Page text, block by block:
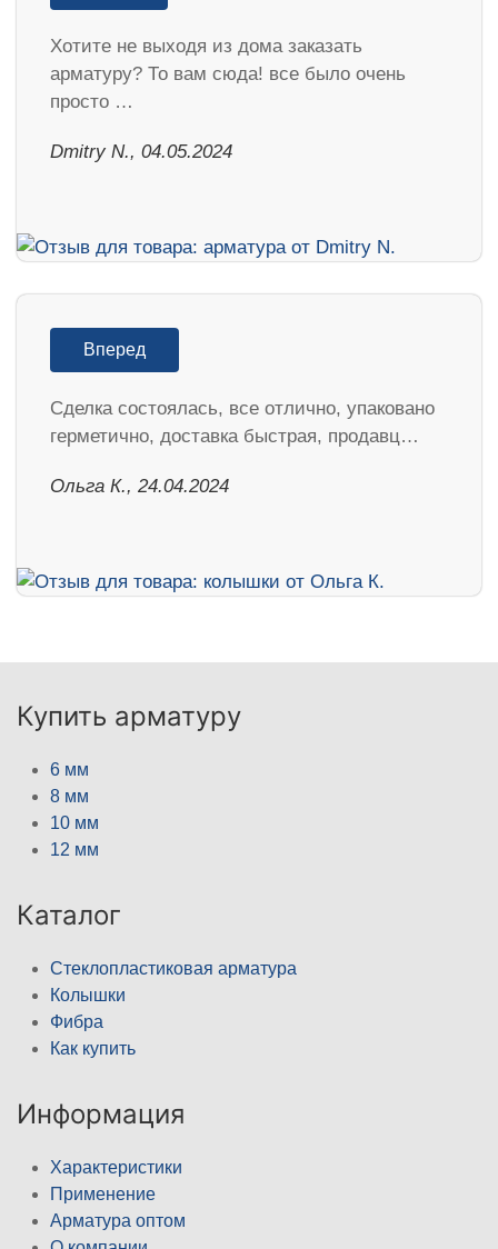
Хотите не выходя из дома заказать
арматуру? То вам сюда! все было очень
просто …
​Dmitry N., 04.05.2024
Вперед
Сделка состоялась, все отлично, упаковано
герметично, доставка быстрая, продавц…
Ольга К., 24.04.2024
Купить арматуру
6 мм
8 мм
10 мм
12 мм
Каталог
Стеклопластиковая арматура
Колышки
Фибра
Как купить
Информация
Характеристики
Применение
Арматура оптом